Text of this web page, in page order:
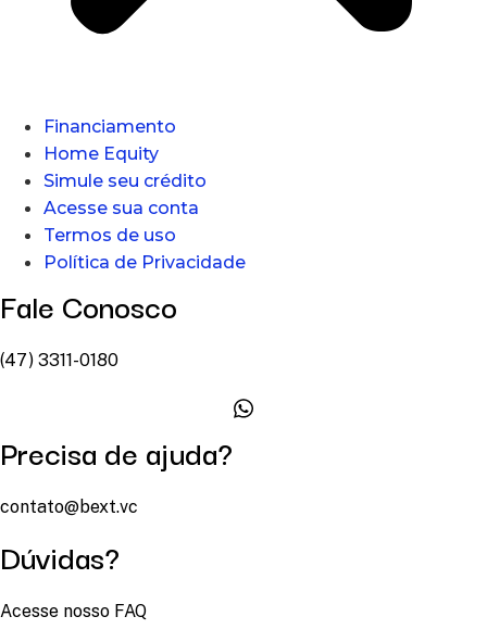
Financiamento
Home Equity
Simule seu crédito
Acesse sua conta
Termos de uso
Política de Privacidade
Fale Conosco
(47) 3311-0180
Precisa de ajuda?
contato@bext.vc
Dúvidas?
Acesse nosso FAQ